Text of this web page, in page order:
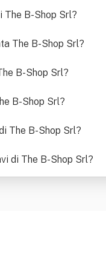
The B-Shop Srl?
The B-Shop Srl?
B-Shop Srl?
B-Shop Srl?
The B-Shop Srl?
di The B-Shop Srl?